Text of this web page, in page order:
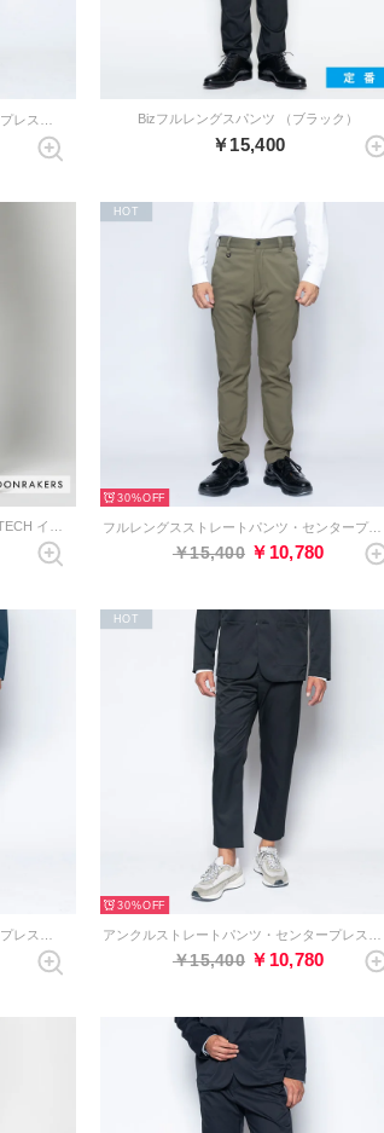
Bizフルレングスパンツ （ブラック）
￥15,400
HOT
30%
￥15,400 ￥10,780
HOT
30%
￥15,400 ￥10,780